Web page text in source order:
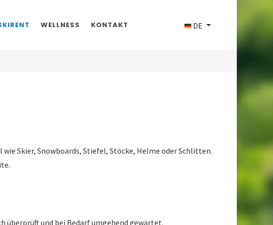
DE
WELLNESS KONTAKT
Skier, Snowboards, Stiefel, Stöcke, Helme oder Schlitten.
überprüft und bei Bedarf umgehend gewartet.